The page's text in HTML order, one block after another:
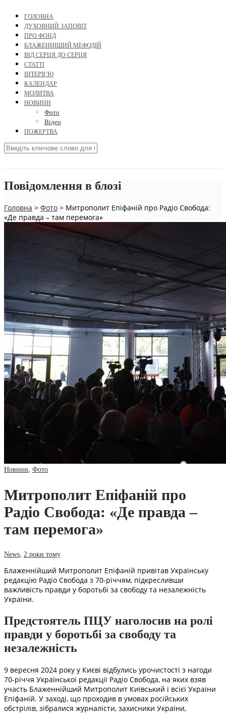
ГОЛОВНА
ДУХОВНИЙ ЗАПОВІТ
ПРО ФОНД
БЛАЖЕННІШИЙ МЕФОДІЙ
ВІД СЕРЦЯ ДО СЕРЦЯ
СТАТТІ
ІНТЕРВ’Ю
КАЛЕНДАР
МОЛИТВА
НОВИНИ
Фото
Відео
ПОЖЕРТВА
Повідомлення в блозі
Головна > Фото > Митрополит Епіфаній про Радіо Свобода:
«Де правда – там перемога»
Новини Фото
Митрополит Епіфаній про
Радіо Свобода: «Де правда –
там перемога»
News 2 роки тому
Блаженнійший Митрополит Епіфаній привітав Українську
редакцію Радіо Свобода з 70-річчям, підкресливши
важливість правди у боротьбі за свободу та незалежність
України.
Предстоятель ПЦУ наголосив на ролі
правди у боротьбі за свободу та
незалежність
9 вересня 2024 року у Києві відбулись урочистості з нагоди
70-річчя Української редакції Радіо Свобода, на яких взяв
участь Блаженнійший Митрополит Київський і всієї України
Епіфаній. У заході, що проходив в умовах російських
обстрілів, зібралися журналісти, захисники України,